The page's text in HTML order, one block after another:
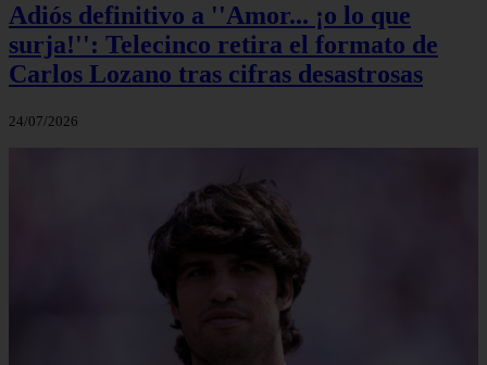
Adiós definitivo a ''Amor... ¡o lo que
surja!'': Telecinco retira el formato de
Carlos Lozano tras cifras desastrosas
24/07/2026